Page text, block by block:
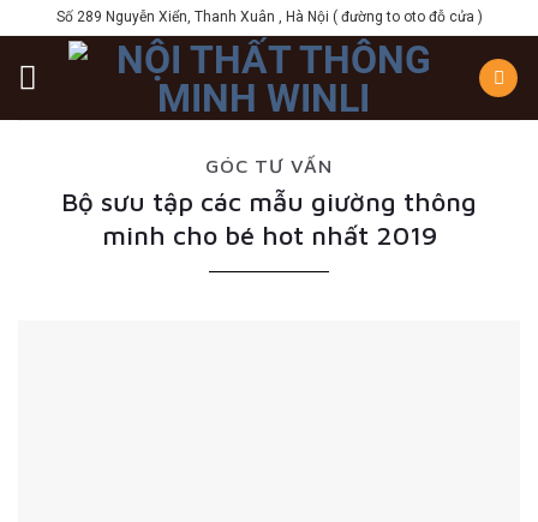
to
content
Số 289 Nguyễn Xiển, Thanh Xuân , Hà Nội ( đường to oto đỗ cửa )
GÓC TƯ VẤN
Bộ sưu tập các mẫu giường thông
minh cho bé hot nhất 2019